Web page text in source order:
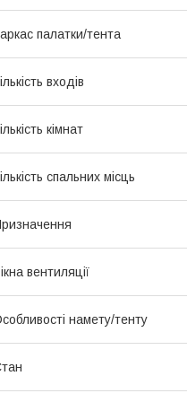
палатки/тента
входів
кімнат
спальних місць
вентиляції
намету/тенту